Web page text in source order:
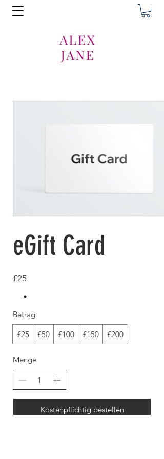
eGift Card
£25
Betrag
£25 £50 £100 £150 £200
Menge
Kostenpflichtig bestellen